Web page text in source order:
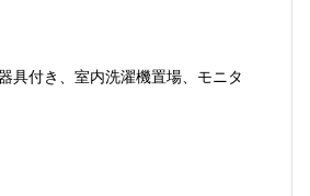
具付き、室内洗濯機置場、モニタ